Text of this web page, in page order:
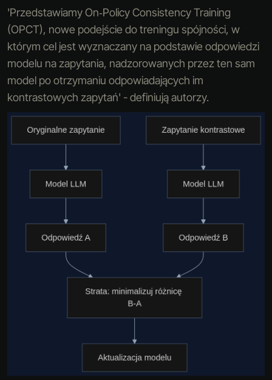
'Przedstawiamy On‑Policy Consistency Training
(OPCT), nowe podejście do treningu spójności, w
którym cel jest wyznaczany na podstawie odpowiedzi
modelu na zapytania, nadzorowanych przez ten sam
model po otrzymaniu odpowiadających im
kontrastowych zapytań' - definiują autorzy.